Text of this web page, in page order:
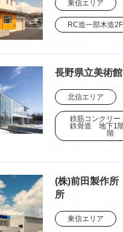
東信エリア
RC造一部木造2F
長野県立美術館
北信エリア
鉄筋コンクリー
鉄骨造 地下1
階
(株)前田製作
所
東信エリア